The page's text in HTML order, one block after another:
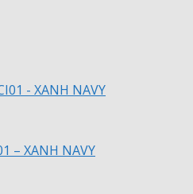
– XANH NAVY